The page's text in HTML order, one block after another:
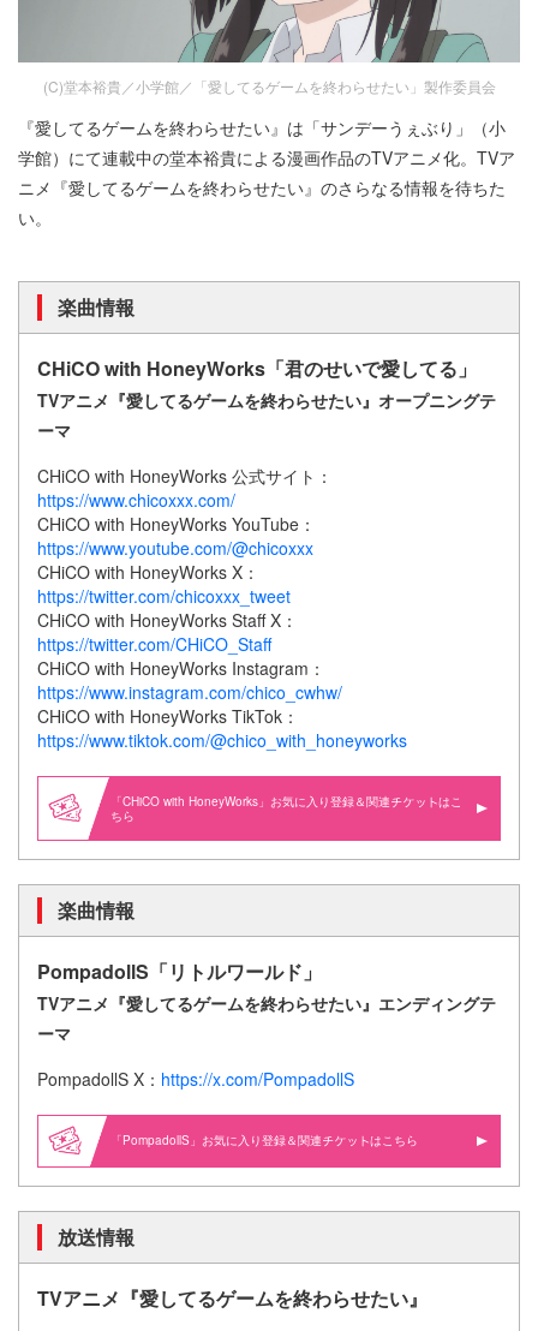
(C)堂本裕貴／小学館／「愛してるゲームを終わらせたい」製作委員会
『愛してるゲームを終わらせたい』は「サンデーうぇぶり」（小
学館）にて連載中の堂本裕貴による漫画作品のTVアニメ化。TVア
ニメ『愛してるゲームを終わらせたい』のさらなる情報を待ちた
い。
楽曲情報
CHiCO with HoneyWorks「君のせいで愛してる」
TVアニメ『愛してるゲームを終わらせたい』オープニングテ
ーマ
CHiCO with HoneyWorks 公式サイト：
https://www.chicoxxx.com/
CHiCO with HoneyWorks YouTube：
https://www.youtube.com/@chicoxxx
CHiCO with HoneyWorks X：
https://twitter.com/chicoxxx_tweet
CHiCO with HoneyWorks Staff X：
https://twitter.com/CHiCO_Staff
CHiCO with HoneyWorks Instagram：
https://www.instagram.com/chico_cwhw/
CHiCO with HoneyWorks TikTok：
https://www.tiktok.com/@chico_with_honeyworks
「CHiCO with HoneyWorks」お気に入り登録＆関連
はこ
ちら
楽曲情報
PompadollS「リトルワールド」
TVアニメ『愛してるゲームを終わらせたい』エンディングテ
ーマ
PompadollS X： https://x.com/PompadollS
「PompadollS」お気に入り登録＆関連 はこちら
放送情報
TVアニメ『愛してるゲームを終わらせたい』